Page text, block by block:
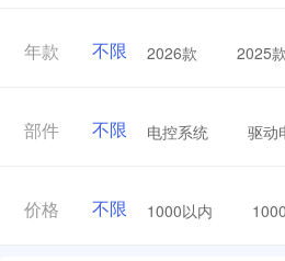
年款 不限 2026款 2025款
部件 不限 电控系统 驱动
价格 不限 1000以内